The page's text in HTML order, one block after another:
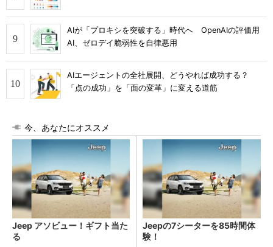
AIが「プロキシを突破する」時代へ OpenAIの評価用
AI、ゼロデイ脆弱性を自律悪用
AIエージェントの全社展開、どうやれば成功する？
「点の成功」を「面の変革」に変える道筋
今、あなたにオススメ
Jeep アソビュー！ギフト当た
る
Jeepの7シーターを85時間体
験！